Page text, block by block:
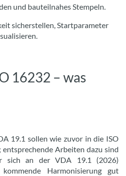
und bauteilnahes Stempeln.
sicherstellen, Startparameter
16232 – was
19.1 sollen wie zuvor in die ISO
Arbeiten dazu sind
sich an der VDA 19.1 (2026)
Harmonisierung gut